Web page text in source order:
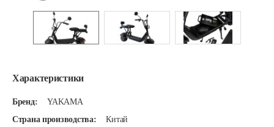
Характеристики
Бренд:
YAKAMA
Страна производства:
Китай